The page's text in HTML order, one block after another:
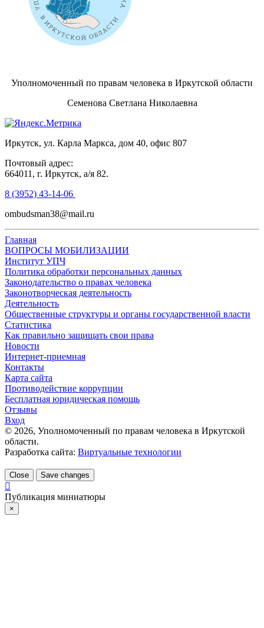
Уполномоченный по правам человека в Иркутской области
Семенова Светлана Николаевна
Иркутск, ул. Карла Маркса, дом 40, офис 807
Почтовый адрес:
664011, г. Иркутск, а/я 82.
8 (3952) 43-14-06
ombudsman38@mail.ru
Главная
ВОПРОСЫ МОБИЛИЗАЦИИ
Институт УПЧ
Политика обработки персональных данных
Законодательство о правах человека
Законотворческая деятельность
Деятельность
Общественные структуры и органы государственной власти
Статистика
Как правильно защищать свои права
Новости
Интернет-приемная
Контакты
Карта сайта
Противодействие коррупции
Бесплатная юридическая помощь
Отзывы
Вход
© 2026, Уполномоченный по правам человека в Иркутской
области.
Разработка сайта: Виртуальные технологии
Close Save changes
Публикация миниатюры
×